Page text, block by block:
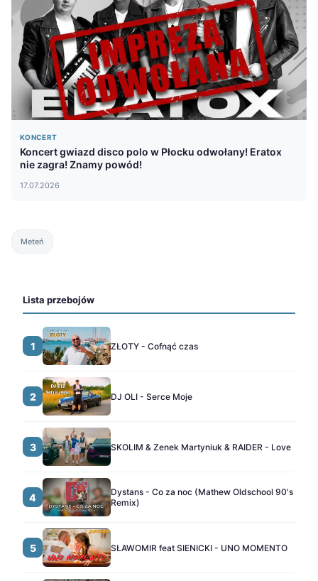
KONCERT
Koncert gwiazd disco polo w Płocku odwołany! Eratox
nie zagra! Znamy powód!
17.07.2026
Meteń
Lista przebojów
1 ZŁOTY - Cofnąć czas
2 DJ OLI - Serce Moje
3 SKOLIM & Zenek Martyniuk & RAIDER - Love
4
Dystans - Co za noc (Mathew Oldschool 90's
Remix)
5 SŁAWOMIR feat SIENICKI - UNO MOMENTO